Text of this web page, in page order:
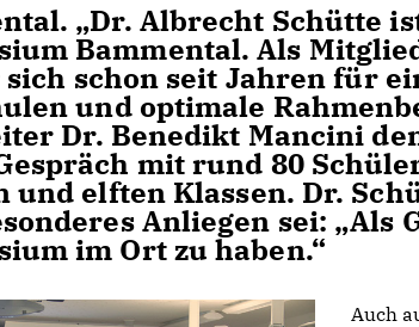
„Dr. Albrecht Schütte
Bammental. Als
sich schon seit Jahren für
und optimale
Dr. Benedikt Mancini
mit rund 80
und elften Klassen. Dr.
Anliegen sei:
im Ort zu haben.“
Auch